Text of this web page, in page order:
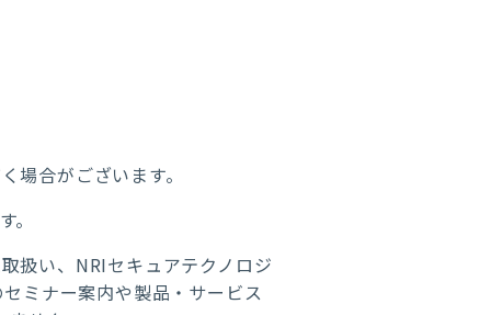
合がございます。
扱い、NRIセキュアテクノロジ
ミナー案内や製品・サービス